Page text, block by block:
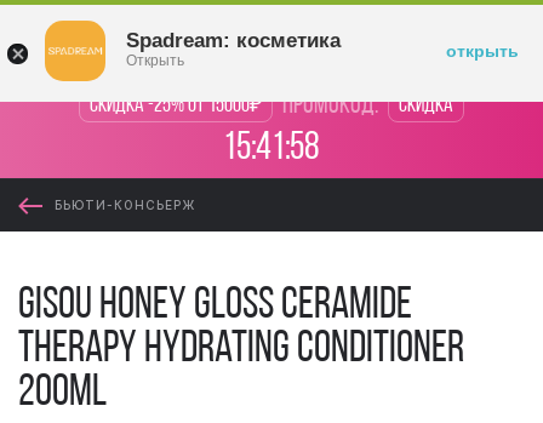
Скидка -25% от 15000₽ промокод: Скидка
15:41:58
БЬЮТИ-КОНСЬЕРЖ
Gisou Honey Gloss Ceramide
Therapy Hydrating Conditioner
200ml
Spadream: косметика
Открыть открыть